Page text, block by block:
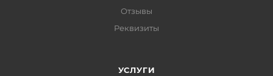
Отзывы
Реквизиты
УСЛУГИ